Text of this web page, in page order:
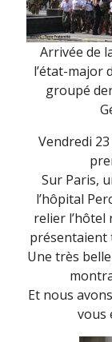
Arrivée de
l’état-major
groupé
Vendredi
Sur Paris,
l’hôpital
relier l’hôtel
présentaient
Une très
Et nous
vous